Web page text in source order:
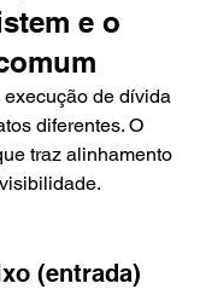
e o
de dívida
diferentes. O
traz alinhamento
(entrada)